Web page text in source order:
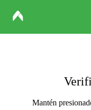
Mantén